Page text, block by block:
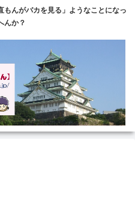
んがバカを見る」ようなことになっ
んか？